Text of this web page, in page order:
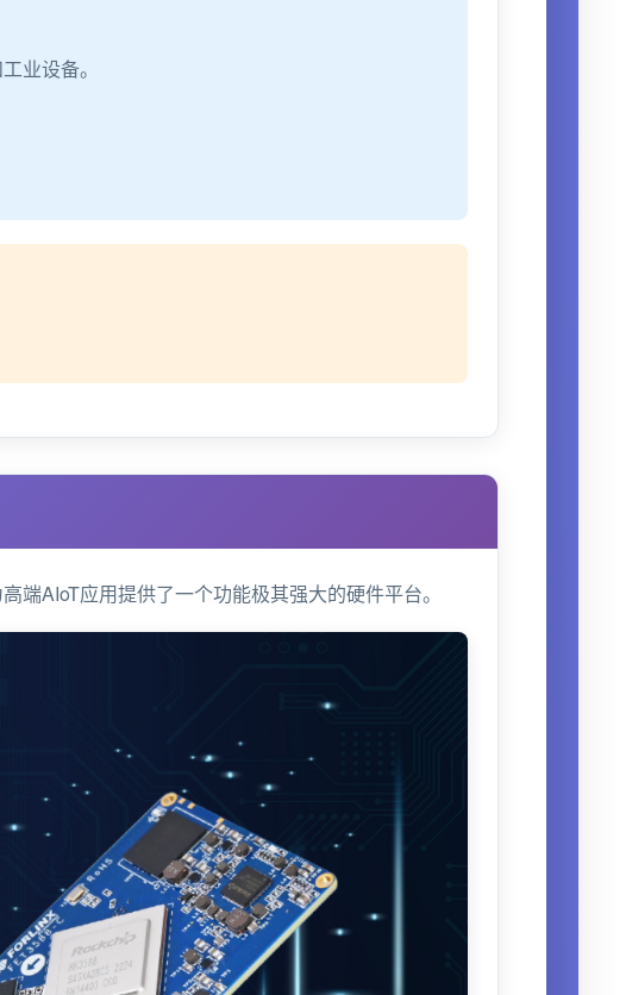
业设备。
端AIoT应用提供了一个功能极其强大的硬件平台。